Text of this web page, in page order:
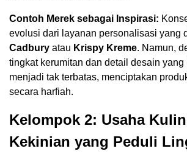
Contoh Merek sebagai Inspirasi:
evolusi dari layanan personalisasi yang
Cadbury atau Krispy Kreme. Namun,
tingkat kerumitan dan detail desain
menjadi tak terbatas, menciptakan
secara harfiah.
Kelompok 2: Usaha
Kekinian yang Peduli